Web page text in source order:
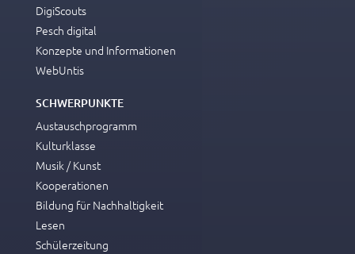
DigiScouts
Pesch digital
Konzepte und Informationen
WebUntis
SCHWERPUNKTE
Austauschprogramm
Kulturklasse
Musik / Kunst
Kooperationen
Bildung für Nachhaltigkeit
Lesen
Schülerzeitung